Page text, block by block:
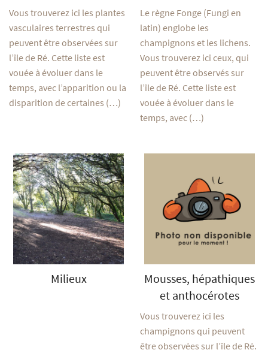
Vous trouverez ici les plantes
vasculaires terrestres qui
peuvent être observées sur
l’île de Ré. Cette liste est
vouée à évoluer dans le
temps, avec l’apparition ou la
disparition de certaines (…)
Le règne Fonge (Fungi en
latin) englobe les
champignons et les lichens.
Vous trouverez ici ceux, qui
peuvent être observés sur
l’île de Ré. Cette liste est
vouée à évoluer dans le
temps, avec (…)
Milieux
Mousses, hépathiques
et anthocérotes
Vous trouverez ici les
champignons qui peuvent
être observées sur l’île de Ré.